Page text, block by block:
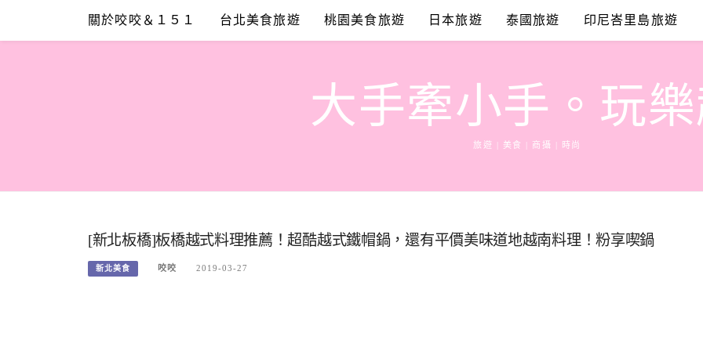
content
關於咬咬＆１５１ 台北美食旅遊 桃園美食旅遊 日本旅遊 泰國旅遊 印尼峇里島旅遊
大手牽小手。玩
旅遊 | 美食 | 商攝 | 時尚
[新北板橋]板橋越式料理推薦！超酷越式鐵帽鍋，還有平價美味道地越南料理！粉享喫鍋
新北美食 咬咬 2019-03-27